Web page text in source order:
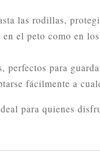
las rodillas,
el peto como en
perfectos para
fácilmente a
para quienes